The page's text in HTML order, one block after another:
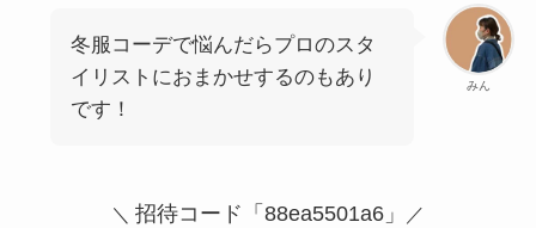
みん
冬服コーデで悩んだらプロのスタ
イリストにおまかせするのもあり
です！
＼ 招待コード「88ea5501a6」 ／